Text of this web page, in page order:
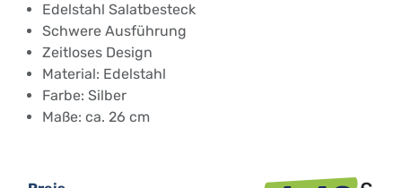
Edelstahl Salatbesteck
Schwere Ausführung
Zeitloses Design
Material: Edelstahl
Farbe: Silber
Maße: ca. 26 cm